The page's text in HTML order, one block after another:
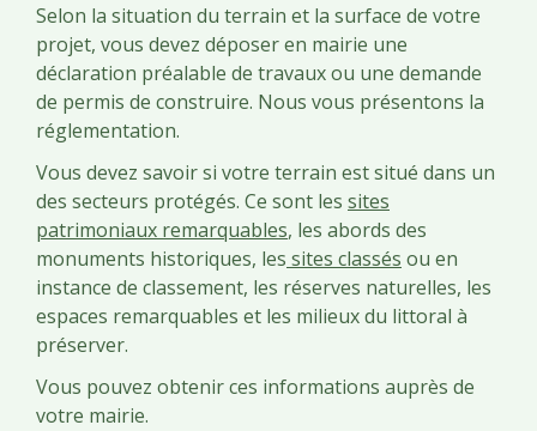
Selon la situation du terrain et la surface de votre
projet, vous devez déposer en mairie une
déclaration préalable de travaux ou une demande
de permis de construire. Nous vous présentons la
réglementation.
Vous devez savoir si votre terrain est situé dans un
des secteurs protégés. Ce sont les sites
patrimoniaux remarquables, les abords des
monuments historiques, les sites classés ou en
instance de classement, les réserves naturelles, les
espaces remarquables et les milieux du littoral à
préserver.
Vous pouvez obtenir ces informations auprès de
votre mairie.